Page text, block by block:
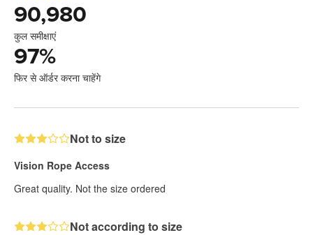
90,980
कुल समीक्षाएं
97%
फिर से ऑर्डर करना चाहेंगे
Not to size
Vision Rope Access
Great quality. Not the size ordered
Not according to size